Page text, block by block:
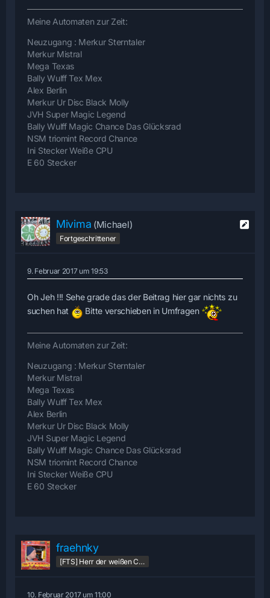
Meine Automaten zur Zeit:
Neuzugang : Merkur Sterntaler
Merkur Mistral
Mega Texas
Bally Wulff Tex Mex
Alex Berlin
Merkur Ur Disc Black Molly
JVH Super Magic Legend
Bally Wulff Magic Chance Das Glücksrad
NSM triomint Record Chance
Ini Stecker Weiße CPU
E 60 Stecker
Mivima (Michael)
Fortgeschrittener
9. Februar 2017 um 19:53
Oh Jeh !!! Sehe grade das der Beitrag hier gar nichts zu
suchen hat
Bitte verschieben in Umfragen
Meine Automaten zur Zeit:
Neuzugang : Merkur Sterntaler
Merkur Mistral
Mega Texas
Bally Wulff Tex Mex
Alex Berlin
Merkur Ur Disc Black Molly
JVH Super Magic Legend
Bally Wulff Magic Chance Das Glücksrad
NSM triomint Record Chance
Ini Stecker Weiße CPU
E 60 Stecker
fraehnky
[FTS] Herr der weißen CPU [FTS]
10. Februar 2017 um 11:00